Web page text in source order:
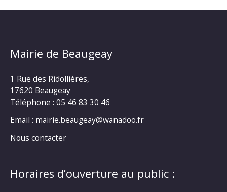
Mairie de Beaugeay
1 Rue des Ridollières,
17620 Beaugeay
Téléphone : 05 46 83 30 46
Email : mairie.beaugeay@wanadoo.fr
Nous contacter
Horaires d’ouverture au public :